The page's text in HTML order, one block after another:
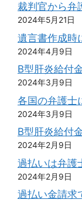
裁判官から弁
2024年5月21日
遺言書作成時
2024年4月9日
B型肝炎給付
2024年3月9日
各国の弁護士
2024年3月9日
B型肝炎給付
2024年2月9日
過払いは弁護
2024年2月9日
過払い金請求